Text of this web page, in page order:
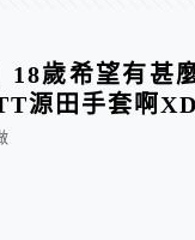
18歲希望有甚
源田手套啊XD